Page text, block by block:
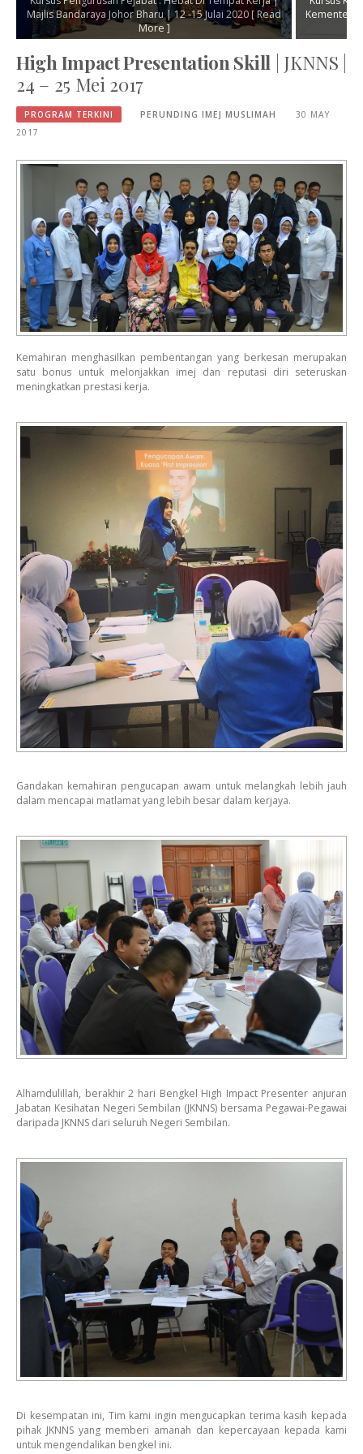
Bharu | 12 -15 Julai 2020 [ Read
More ]
Kementerian Kesihatan Malaysia l 2
High Impact Presentation Skill | JKNNS |
24 – 25 Mei 2017
PROGRAM TERKINI PERUNDING IMEJ MUSLIMAH
30 MAY
2017
Kemahiran menghasilkan pembentangan yang berkesan merupakan
satu bonus untuk melonjakkan imej dan reputasi diri seteruskan
meningkatkan prestasi kerja.
Gandakan kemahiran pengucapan awam untuk melangkah lebih jauh
dalam mencapai matlamat yang lebih besar dalam kerjaya.
Alhamdulillah, berakhir 2 hari Bengkel High Impact Presenter anjuran
Jabatan Kesihatan Negeri Sembilan (JKNNS) bersama Pegawai-Pegawai
daripada JKNNS dari seluruh Negeri Sembilan.
Di kesempatan ini, Tim kami ingin mengucapkan terima kasih kepada
pihak JKNNS yang memberi amanah dan kepercayaan kepada kami
untuk mengendalikan bengkel ini.